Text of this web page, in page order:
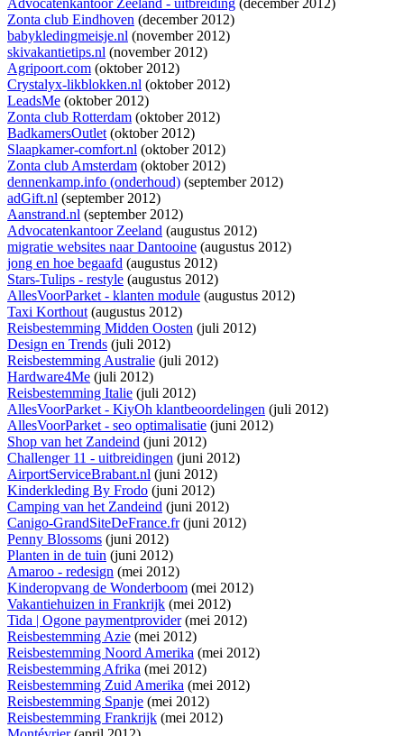
Advocatenkantoor Zeeland - uitbreiding (december 2012)
Zonta club Eindhoven (december 2012)
babykledingmeisje.nl (november 2012)
skivakantietips.nl (november 2012)
Agripoort.com (oktober 2012)
Crystalyx-likblokken.nl (oktober 2012)
LeadsMe (oktober 2012)
Zonta club Rotterdam (oktober 2012)
BadkamersOutlet(oktober 2012)
Slaapkamer-comfort.nl (oktober 2012)
Zonta club Amsterdam (oktober 2012)
dennenkamp.info (onderhoud) (september 2012)
adGift.nl (september 2012)
Aanstrand.nl (september 2012)
Advocatenkantoor Zeeland (augustus 2012)
migratie websites naar Dantooine (augustus 2012)
jong en hoe begaafd (augustus 2012)
Stars-Tulips - restyle (augustus 2012)
AllesVoorParket - klanten module (augustus 2012)
Taxi Korthout(augustus 2012)
Reisbestemming Midden Oosten (juli 2012)
Design en Trends (juli 2012)
Reisbestemming Australie (juli 2012)
Hardware4Me (juli 2012)
Reisbestemming Italie (juli 2012)
AllesVoorParket - KiyOh klantbeoordelingen (juli 2012)
AllesVoorParket - seo optimalisatie (juni 2012)
Shop van het Zandeind (juni 2012)
Challenger 11 - uitbreidingen (juni 2012)
AirportServiceBrabant.nl (juni 2012)
Kinderkleding By Frodo (juni 2012)
Camping van het Zandeind (juni 2012)
Canigo-GrandSiteDeFrance.fr(juni 2012)
Penny Blossoms (juni 2012)
Planten in de tuin (juni 2012)
Amaroo - redesign (mei 2012)
Kinderopvang de Wonderboom (mei 2012)
Vakantiehuizen in Frankrijk (mei 2012)
Tida | Ogone paymentprovider(mei 2012)
Reisbestemming Azie (mei 2012)
Reisbestemming Noord Amerika (mei 2012)
Reisbestemming Afrika (mei 2012)
Reisbestemming Zuid Amerika (mei 2012)
Reisbestemming Spanje (mei 2012)
Reisbestemming Frankrijk (mei 2012)